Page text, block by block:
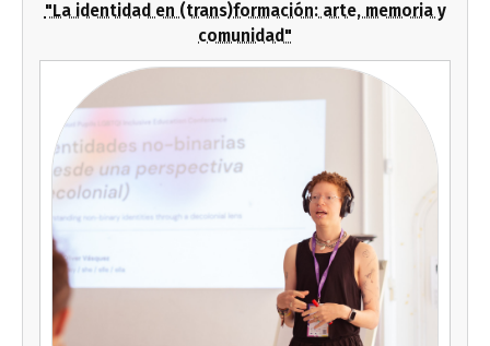
"La identidad en (trans)formación: arte, memoria y
comunidad"